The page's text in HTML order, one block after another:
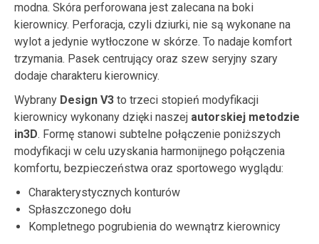
modna. Skóra perforowana jest zalecana na boki
kierownicy. Perforacja, czyli dziurki, nie są wykonane na
wylot a jedynie wytłoczone w skórze. To nadaje komfort
trzymania. Pasek centrujący oraz szew seryjny szary
dodaje charakteru kierownicy.
Wybrany Design V3 to trzeci stopień modyfikacji
kierownicy wykonany dzięki naszej autorskiej metodzie
in3D. Formę stanowi subtelne połączenie poniższych
modyfikacji w celu uzyskania harmonijnego połączenia
komfortu, bezpieczeństwa oraz sportowego wyglądu:
Charakterystycznych konturów
Spłaszczonego dołu
Kompletnego pogrubienia do wewnątrz kierownicy